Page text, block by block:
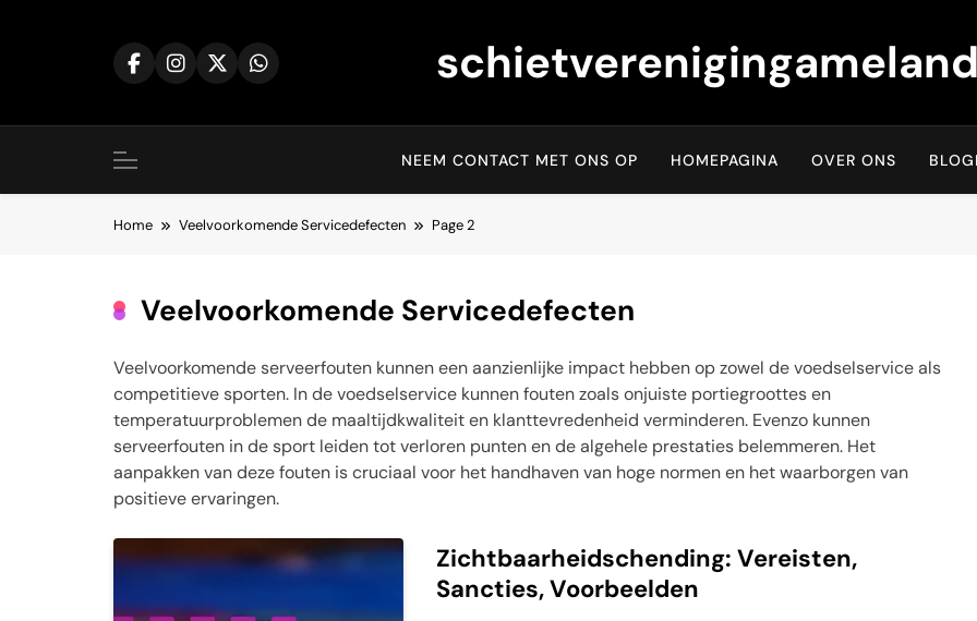
NEEM CONTACT MET ONS OP HOMEPAGINA OVER ONS
Home Veelvoorkomende Servicedefecten Page 2
Veelvoorkomende Servicedefecten
Veelvoorkomende serveerfouten kunnen een aanzienlijke impact hebben op zowel de voedselservice als
competitieve sporten. In de voedselservice kunnen fouten zoals onjuiste portiegroottes en
temperatuurproblemen de maaltijdkwaliteit en klanttevredenheid verminderen. Evenzo kunnen
serveerfouten in de sport leiden tot verloren punten en de algehele prestaties belemmeren. Het
aanpakken van deze fouten is cruciaal voor het handhaven van hoge normen en het waarborgen van
positieve ervaringen.
Zichtbaarheidschending: Vereisten,
Sancties, Voorbeelden